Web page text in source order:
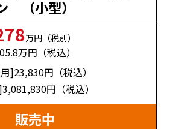
（小型）
万円（税別）
万円（税込）
]23,830円（税込）
円（税込）
販売中